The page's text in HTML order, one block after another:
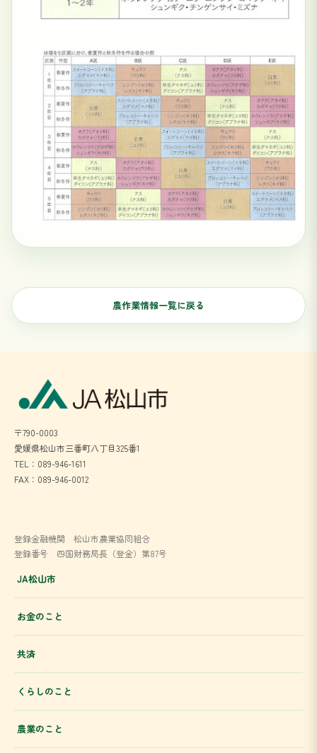
農作業情報一覧に戻る
〒790-0003
愛媛県松山市三番町八丁目325番1
TEL：089-946-1611
FAX：089-946-0012
登録金融機関 松山市農業協同組合
登録番号 四国財務局長（登金）第87号
JA松山市
お金のこと
共済
くらしのこと
農業のこと